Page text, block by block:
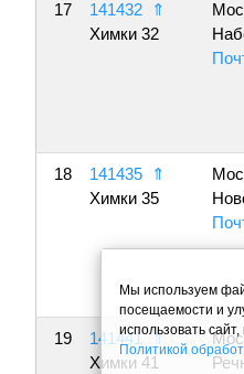
17 141432
⇑
Химки 32
18 141435
⇑
Химки 35
19 141441 ⇑
Химки 41
Мы используем
посещаемости и
использовать
Политикой